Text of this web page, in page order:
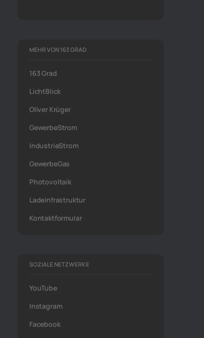
MEHR VON 163 GRAD
163 Grad
LichtBlick
Oliver Krüger
GewerbeStrom
IndustrieStrom
GewerbeGas
Photovoltaik
Ladeinfrastruktur
Kontaktformular
SOZIALE NETZWERKE
YouTube
Instagram
Facebook